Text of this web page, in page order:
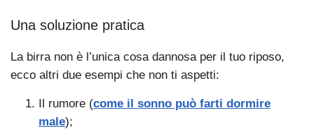
Una soluzione pratica
La birra non è l’unica cosa dannosa per il tuo riposo,
ecco altri due esempi che non ti aspetti:
Il rumore (come il sonno può farti dormire
male);